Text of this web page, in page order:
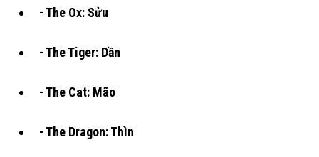
- The Ox: Sửu
- The Tiger: Dần
- The Cat: Mão
- The Dragon: Thìn